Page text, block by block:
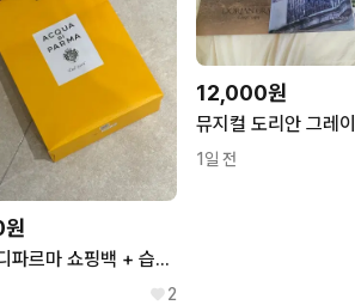
아쿠아디파르마 쇼핑백 + 습지 + 리본
2
12,000원
1일 전